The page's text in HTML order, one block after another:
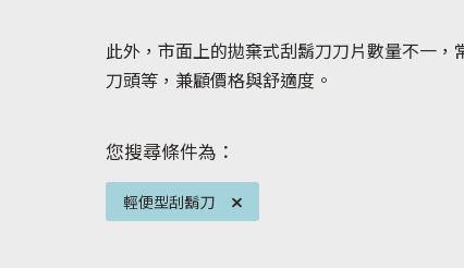
此外，市面上的拋棄式刮鬍刀刀片數量不一
刀頭等，兼顧價格與舒適度。
您搜尋條件為：
輕便型刮鬍刀